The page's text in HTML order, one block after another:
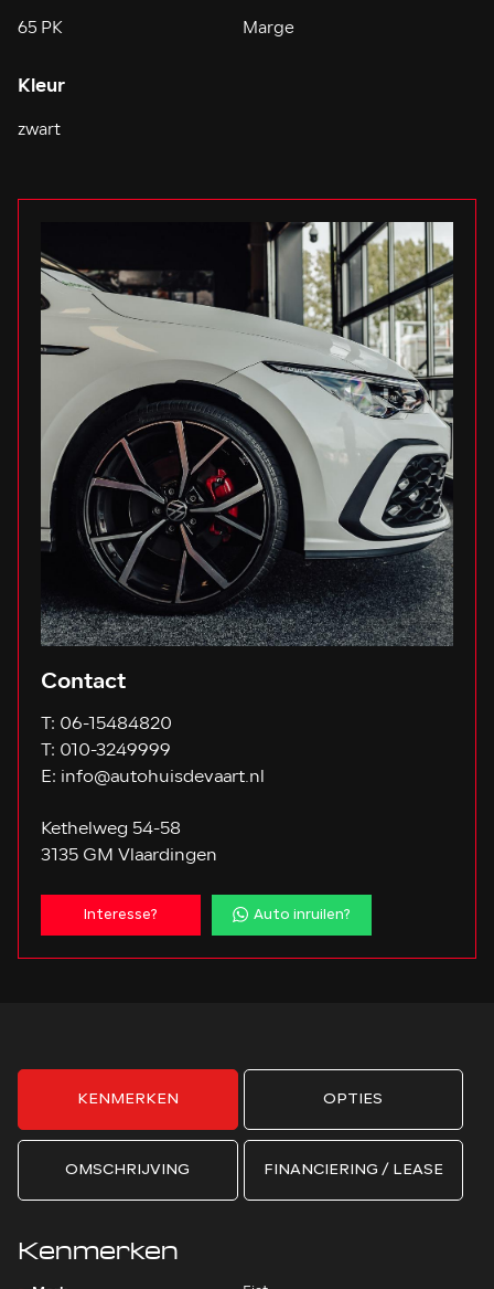
65 PK Marge
Kleur
zwart
Contact
T: 06-15484820
T: 010-3249999
E: info@autohuisdevaart.nl
Kethelweg 54-58
3135 GM Vlaardingen
Interesse? Auto inruilen?
KENMERKEN OPTIES
OMSCHRIJVING FINANCIERING / LEASE
Kenmerken